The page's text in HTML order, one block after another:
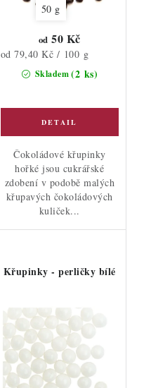
50 g
Skladem(2 ks)
od 50 Kč
Měrná
od 79,40 Kč / 100 g
Čokoládové křupinky
hořké jsou cukrářské
zdobení v podobě malých
křupavých čokoládových
kuliček...
Křupinky - perličky bílé